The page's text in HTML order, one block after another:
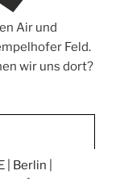
Air und
Feld.
wir uns dort?